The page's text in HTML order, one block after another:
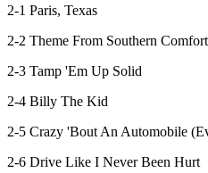
2-1 Paris, Texas
2-2 Theme From Southern Comfort
2-3 Tamp 'Em Up Solid
2-4 Billy The Kid
2-5 Crazy 'Bout An Automobile
2-6 Drive Like I Never Been Hurt